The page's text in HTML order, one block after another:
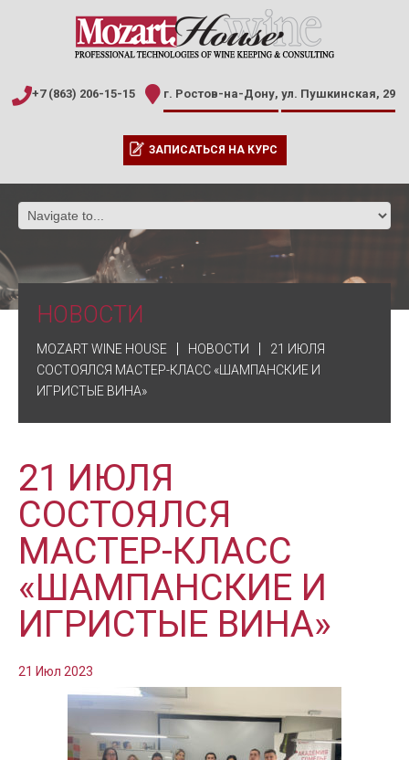
+7 (863) 206-15-15 г. Ростов-на-Дону, ул. Пушкинская, 29
ЗАПИСАТЬСЯ НА КУРС
НОВОСТИ
MOZART WINE HOUSE НОВОСТИ
21 ИЮЛЯ
СОСТОЯЛСЯ МАСТЕР-КЛАСС «ШАМПАНСКИЕ И
ИГРИСТЫЕ ВИНА»
21 ИЮЛЯ
СОСТОЯЛСЯ
МАСТЕР-КЛАСС
«ШАМПАНСКИЕ И
ИГРИСТЫЕ ВИНА»
21 Июл 2023